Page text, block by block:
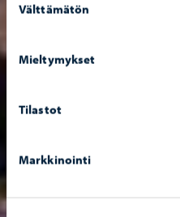
valinta
Välttämätön
Mieltymykset
Tilastot
Markkinointi